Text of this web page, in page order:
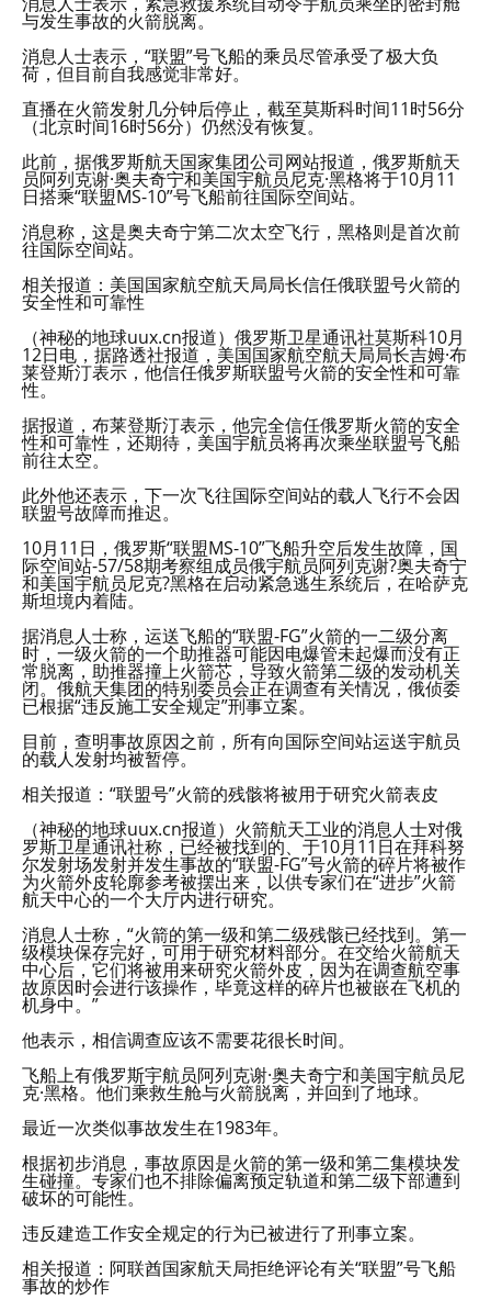
与发生事故的火箭脱离。
消息人士表示，“联盟”号飞船的乘员尽管承受了极大负
荷，但目前自我感觉非常好。
直播在火箭发射几分钟后停止，截至莫斯科时间11时56分
（北京时间16时56分）仍然没有恢复。
此前，据俄罗斯航天国家集团公司网站报道，俄罗斯航天
员阿列克谢·奥夫奇宁和美国宇航员尼克·黑格将于10月11
日搭乘“联盟MS-10”号飞船前往国际空间站。
消息称，这是奥夫奇宁第二次太空飞行，黑格则是首次前
往国际空间站。
相关报道：美国国家航空航天局局长信任俄联盟号火箭的
安全性和可靠性
（神秘的地球uux.cn报道）俄罗斯卫星通讯社莫斯科10月
12日电，据路透社报道，美国国家航空航天局局长吉姆·布
莱登斯汀表示，他信任俄罗斯联盟号火箭的安全性和可靠
性。
据报道，布莱登斯汀表示，他完全信任俄罗斯火箭的安全
性和可靠性，还期待，美国宇航员将再次乘坐联盟号飞船
前往太空。
此外他还表示，下一次飞往国际空间站的载人飞行不会因
联盟号故障而推迟。
10月11日，俄罗斯“联盟MS-10”飞船升空后发生故障，国
际空间站-57/58期考察组成员俄宇航员阿列克谢?奥夫奇宁
和美国宇航员尼克?黑格在启动紧急逃生系统后，在哈萨克
斯坦境内着陆。
据消息人士称，运送飞船的“联盟-FG”火箭的一二级分离
时，一级火箭的一个助推器可能因电爆管未起爆而没有正
常脱离，助推器撞上火箭芯，导致火箭第二级的发动机关
闭。俄航天集团的特别委员会正在调查有关情况，俄侦委
已根据“违反施工安全规定”刑事立案。
目前，查明事故原因之前，所有向国际空间站运送宇航员
的载人发射均被暂停。
相关报道：“联盟号”火箭的残骸将被用于研究火箭表皮
（神秘的地球uux.cn报道）火箭航天工业的消息人士对俄
罗斯卫星通讯社称，已经被找到的、于10月11日在拜科努
尔发射场发射并发生事故的“联盟-FG”号火箭的碎片将被作
为火箭外皮轮廓参考被摆出来，以供专家们在“进步”火箭
航天中心的一个大厅内进行研究。
消息人士称，“火箭的第一级和第二级残骸已经找到。第一
级模块保存完好，可用于研究材料部分。在交给火箭航天
中心后，它们将被用来研究火箭外皮，因为在调查航空事
故原因时会进行该操作，毕竟这样的碎片也被嵌在飞机的
机身中。”
他表示，相信调查应该不需要花很长时间。
飞船上有俄罗斯宇航员阿列克谢·奥夫奇宁和美国宇航员尼
克·黑格。他们乘救生舱与火箭脱离，并回到了地球。
最近一次类似事故发生在1983年。
根据初步消息，事故原因是火箭的第一级和第二集模块发
生碰撞。专家们也不排除偏离预定轨道和第二级下部遭到
破坏的可能性。
违反建造工作安全规定的行为已被进行了刑事立案。
相关报道：阿联酋国家航天局拒绝评论有关“联盟”号飞船
事故的炒作